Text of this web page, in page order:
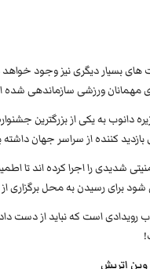
های بسیار دیگری نیز وجود
مهمانان ورزشی سازماندهی
دانوب به یکی از بزرگترین
بازدید کننده از سراسر جهان داشته
شدیدی را اجرا کرده اند
برای رسیدن به محل برگزاری
رویدادی است که نباید از دست